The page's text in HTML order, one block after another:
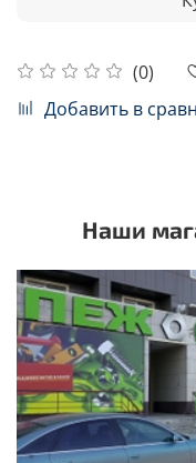
(0)
Добавить в
Наши